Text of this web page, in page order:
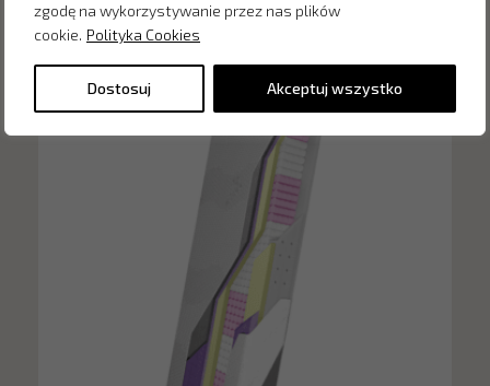
zgodę na wykorzystywanie przez nas plików
cookie. Polityka Cookies
Dostosuj Akceptuj wszystko